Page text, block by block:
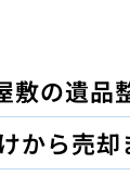
敷の遺品
から売却